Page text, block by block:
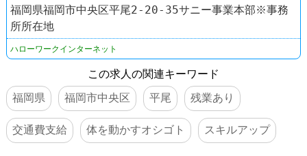
福岡県福岡市中央区平尾2-20-35サニー事業本部※事務
所所在地
ハローワークインターネット
この求人の関連キーワード
福岡県
福岡市中央区 平尾 残業あり
交通費支給 体を動かすオシゴト スキルアップ